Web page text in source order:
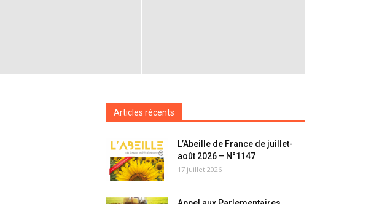
Articles récents
L’Abeille de France de juillet-
août 2026 – N°1147
17 juillet 2026